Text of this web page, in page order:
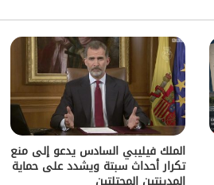
الملك فيليبي السادس يدعو إلى منع
تكرار أحداث سبتة ويشدد على حماية